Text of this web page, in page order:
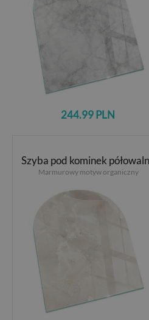
244.99 PLN
Szyba pod kominek
Marmurowy motyw organiczny